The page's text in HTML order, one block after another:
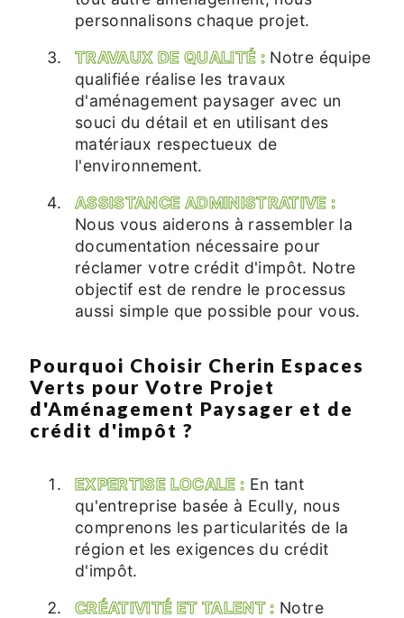
personnalisons chaque projet.
TRAVAUX DE QUALITÉ : Notre équipe
qualifiée réalise les travaux
d'aménagement paysager avec un
souci du détail et en utilisant des
matériaux respectueux de
l'environnement.
ASSISTANCE ADMINISTRATIVE :
Nous vous aiderons à rassembler la
documentation nécessaire pour
réclamer votre crédit d'impôt. Notre
objectif est de rendre le processus
aussi simple que possible pour vous.
Pourquoi Choisir Cherin Espaces
Verts pour Votre Projet
d'Aménagement Paysager et de
crédit d'impôt ?
EXPERTISE LOCALE : En tant
qu'entreprise basée à Ecully, nous
comprenons les particularités de la
région et les exigences du crédit
d'impôt.
CRÉATIVITÉ ET TALENT : Notre